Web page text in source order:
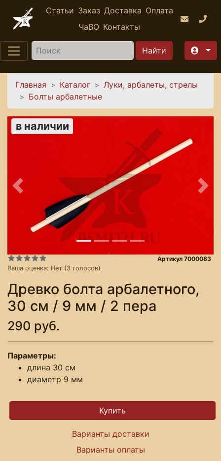
Перейти к основному содержанию
Статьи Заказ Доставка Оплата
ЧаВО Контакты
Найти
Вы здесь
Главная Каталог
Луки, арбалеты, стрелы
Болты арбалетные
в наличии
Предыдущее
Ваша оценка: Нет (3 голосов)
Артикул 7000083
Древко болта арбалетного,
30 см / 9 мм / 2 пера
290 руб.
Параметры:
длина 30 см
диаметр 9 мм
Варианты доставки
Варианты оплаты